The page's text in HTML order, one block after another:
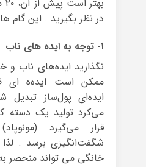
در نظر بگیرید . این گام
۱- توجه به ایده های ناب
نگذارید ایده‌های ناب و
ممکن است ایده‌ه ای
ایده‌ای پول‌ساز
می‌کرد تولید یک دسته
قرار می‌گیرد
شگفت‌انگیزی برسد .
خانگی می تواند منحصر